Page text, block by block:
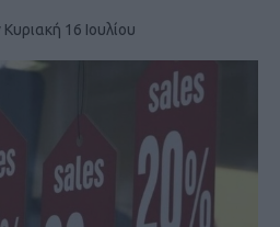
16 Ιουλίου